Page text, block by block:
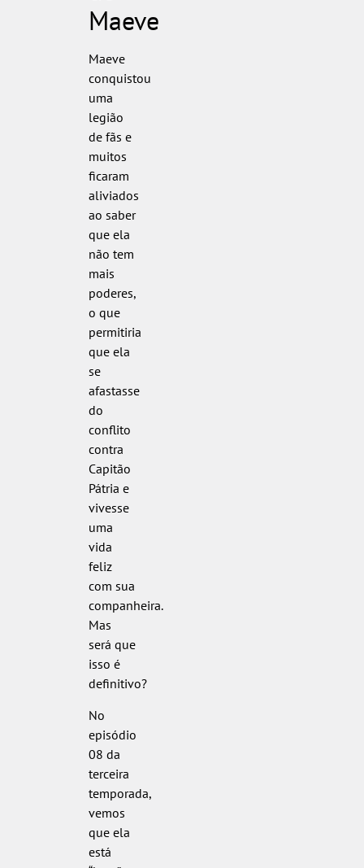
Maeve
Maeve
conquistou
uma
legião
de fãs e
muitos
ficaram
aliviados
ao saber
que ela
não tem
mais
poderes,
o que
permitiria
que ela
se
afastasse
do
conflito
contra
Capitão
Pátria e
vivesse
uma
vida
feliz
com sua
companheira.
Mas
será que
isso é
definitivo?
No
episódio
08 da
terceira
temporada,
vemos
que ela
está